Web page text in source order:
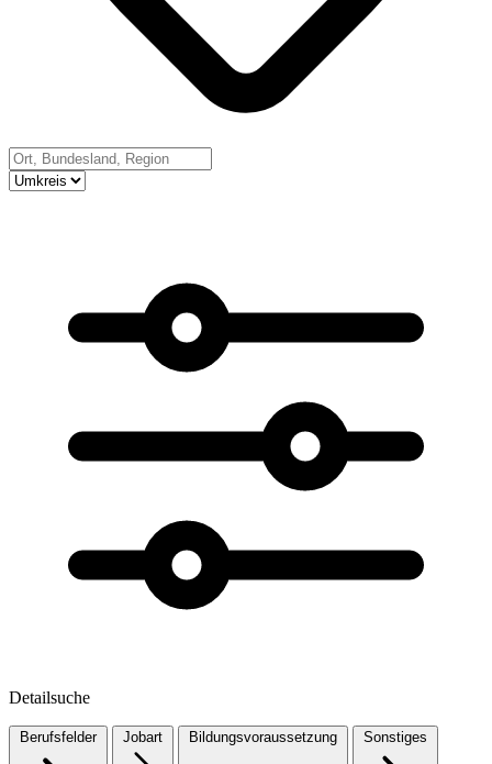
Detailsuche
Berufsfelder Jobart Bildungsvoraussetzung Sonstiges